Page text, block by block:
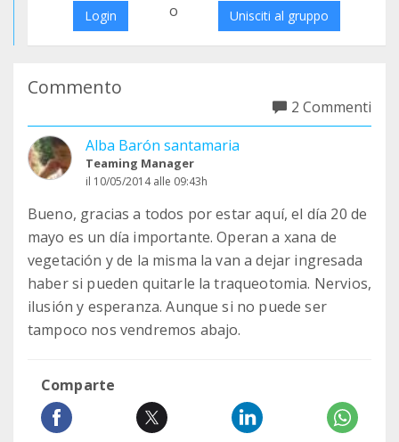
Login o Unisciti al gruppo
Commento
2 Commenti
Alba Barón santamaria
Teaming Manager
il 10/05/2014 alle 09:43h
Bueno, gracias a todos por estar aquí, el día 20 de
mayo es un día importante. Operan a xana de
vegetación y de la misma la van a dejar ingresada
haber si pueden quitarle la traqueotomia. Nervios,
ilusión y esperanza. Aunque si no puede ser
tampoco nos vendremos abajo.
Comparte